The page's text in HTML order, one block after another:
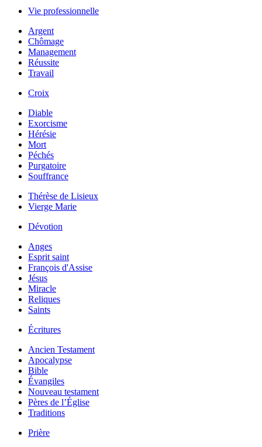
Vie professionnelle
Argent
Chômage
Management
Réussite
Travail
Croix
Diable
Exorcisme
Hérésie
Mort
Péchés
Purgatoire
Souffrance
Thérèse de Lisieux
Vierge Marie
Dévotion
Anges
Esprit saint
François d'Assise
Jésus
Miracle
Reliques
Saints
Écritures
Ancien Testament
Apocalypse
Bible
Évangiles
Nouveau testament
Pères de l’Église
Traditions
Prière